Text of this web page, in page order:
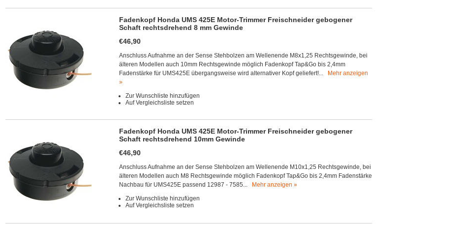
Fadenkopf Honda UMS 425E Motor-Trimmer Freischneider gebogener
Schaft rechtsdrehend 8 mm Gewinde
€46,90
Anschluss Aufnahme an der Sense Stehbolzen am Wellenende M8x1,25 Rechtsgewinde, bei
älteren Modellen auch 10mm Rechtsgewinde möglich Fadenkopf Tap&Go bis 2,4mm
Fadenstärke für UMS425E übergangsweise wird alternativer Kopf geliefert!...
Mehr anzeigen
»
Zur Wunschliste hinzufügen
Auf Vergleichsliste setzen
Fadenkopf Honda UMS 425E Motor-Trimmer Freischneider gebogener
Schaft rechtsdrehend 10mm Gewinde
€46,90
Anschluss Aufnahme an der Sense Stehbolzen am Wellenende M10x1,25 Rechtsgewinde, bei
älteren Modellen auch M8 Rechtsgewinde möglich Fadenkopf Tap&Go bis 2,4mm Fadenstärke
Nachbau für UMS425E passend 12987 - 7585...
Mehr anzeigen »
Zur Wunschliste hinzufügen
Auf Vergleichsliste setzen